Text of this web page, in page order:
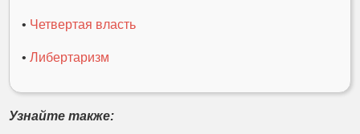
• Четвертая власть
•Либертаризм
Узнайте также: